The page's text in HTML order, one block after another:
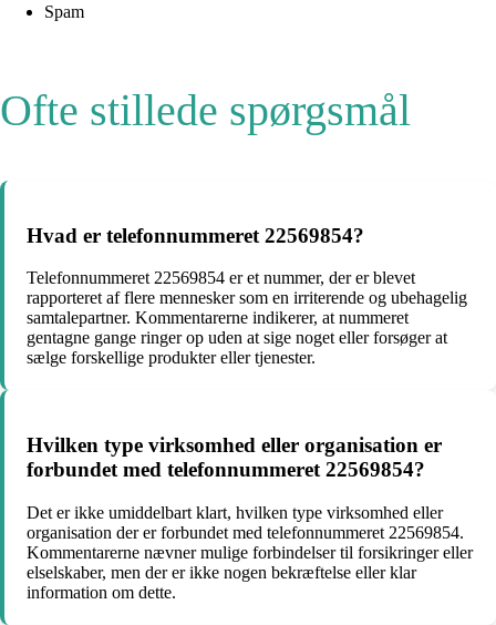
Spam
Ofte stillede spørgsmål
Hvad er telefonnummeret 22569854?
Telefonnummeret 22569854 er et nummer, der er blevet
rapporteret af flere mennesker som en irriterende og ubehagelig
samtalepartner. Kommentarerne indikerer, at nummeret
gentagne gange ringer op uden at sige noget eller forsøger at
sælge forskellige produkter eller tjenester.
Hvilken type virksomhed eller organisation er
forbundet med telefonnummeret 22569854?
Det er ikke umiddelbart klart, hvilken type virksomhed eller
organisation der er forbundet med telefonnummeret 22569854.
Kommentarerne nævner mulige forbindelser til forsikringer eller
elselskaber, men der er ikke nogen bekræftelse eller klar
information om dette.